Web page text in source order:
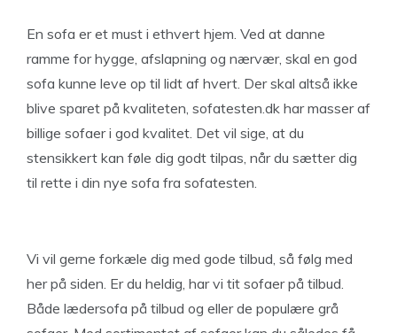
En sofa er et must i ethvert hjem. Ved at danne
ramme for hygge, afslapning og nærvær, skal en god
sofa kunne leve op til lidt af hvert. Der skal altså ikke
blive sparet på kvaliteten, sofatesten.dk har masser af
billige sofaer i god kvalitet. Det vil sige, at du
stensikkert kan føle dig godt tilpas, når du sætter dig
til rette i din nye sofa fra sofatesten.
Vi vil gerne forkæle dig med gode tilbud, så følg med
her på siden. Er du heldig, har vi tit sofaer på tilbud.
Både lædersofa på tilbud og eller de populære grå